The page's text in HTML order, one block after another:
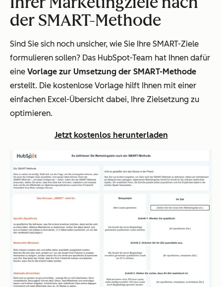
der SMART-Methode
Sind Sie sich noch unsicher, wie Sie Ihre SMART-Ziele
formulieren sollen? Das HubSpot-Team hat Ihnen dafür
eine Vorlage zur Umsetzung der SMART-Methode
erstellt. Die kostenlose Vorlage hilft Ihnen mit einer
einfachen Excel-Übersicht dabei, Ihre Zielsetzung zu
optimieren.
Jetzt kostenlos herunterladen